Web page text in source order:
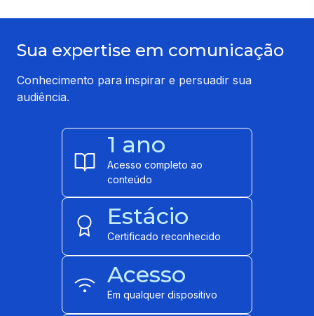
Sua expertise em comunicação
Conhecimento para inspirar e persuadir sua
audiência.
1 ano
Acesso completo ao
conteúdo
Estácio
Certificado reconhecido
Acesso
Em qualquer dispositivo